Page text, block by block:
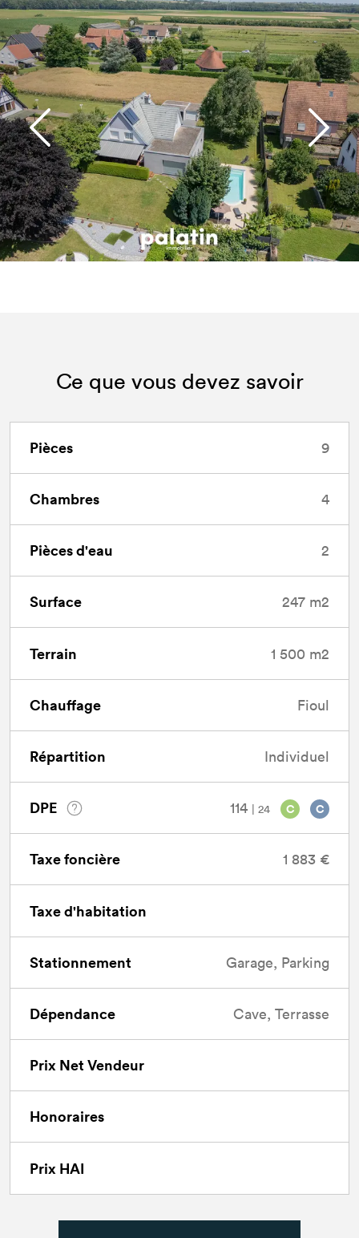
Ce que vous devez savoir
Pièces 9
Chambres 4
Pièces d'eau 2
Surface 247 m2
Terrain 1 500 m2
Chauffage Fioul
Répartition Individuel
DPE 114 | 24 C C
Taxe foncière 1 883 €
Taxe d'habitation
Stationnement Garage, Parking
Dépendance Cave, Terrasse
Prix Net Vendeur
Honoraires
Prix HAI